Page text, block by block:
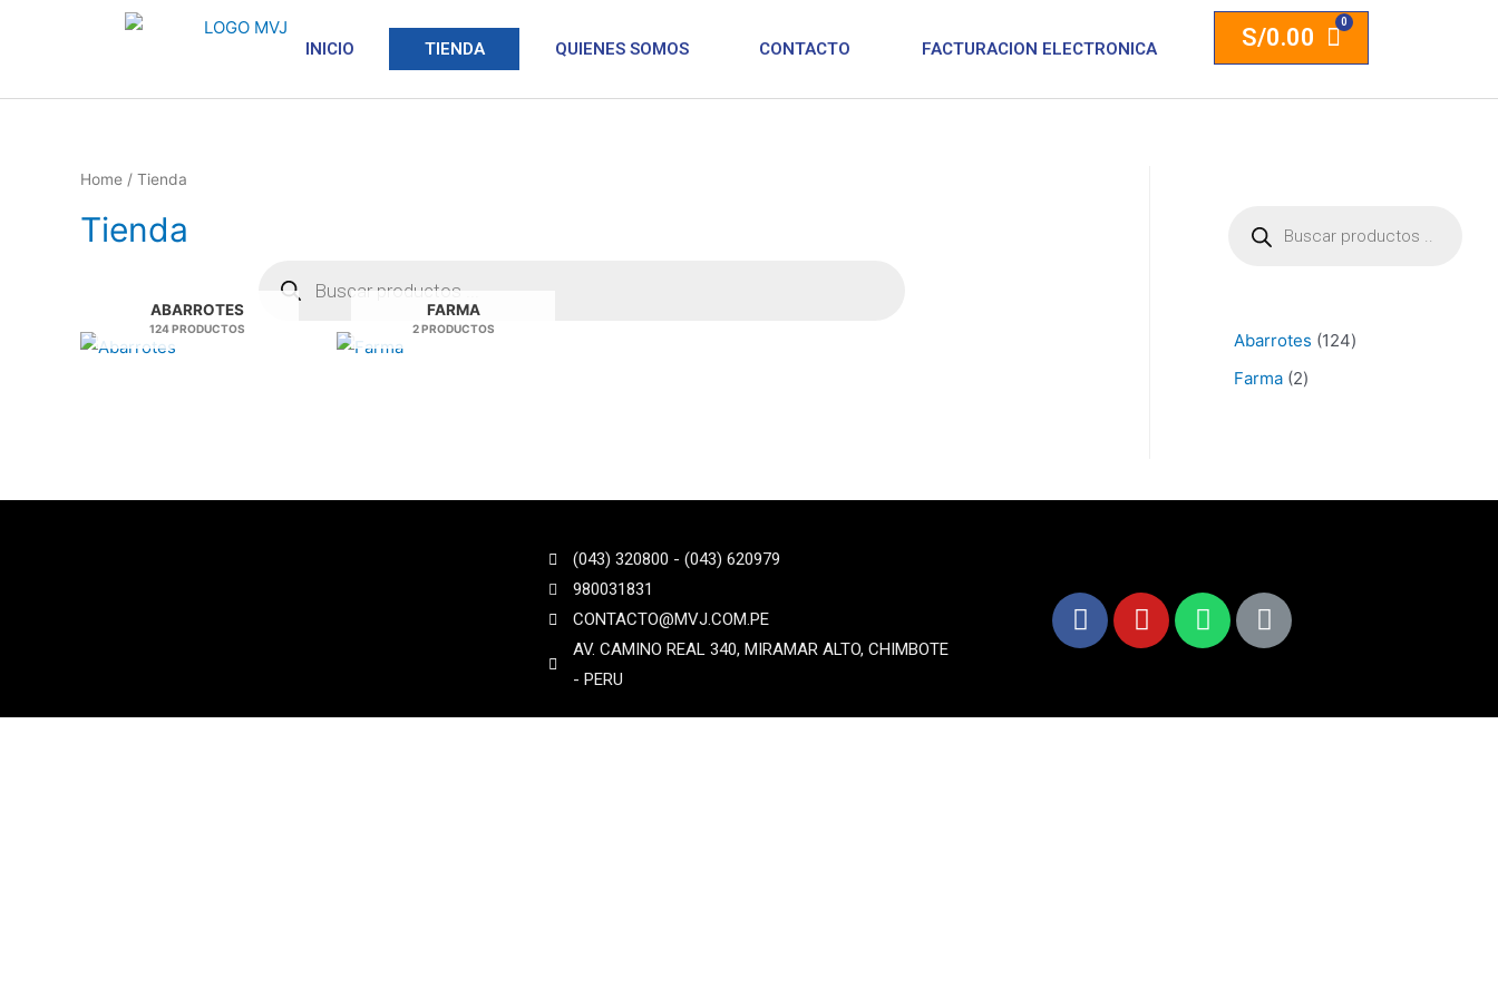
INICIO TIENDA QUIENES SOMOS CONTACTO FACTURACION ELECTRONICA S/0.00
Home / Tienda
Tienda
ABARROTES
124 PRODUCTOS
FARMA
2 PRODUCTOS
Abarrotes 124
Farma 2
(043) 320800 - (043) 620979
980031831
CONTACTO@MVJ.COM.PE
AV. CAMINO REAL 340, MIRAMAR ALTO, CHIMBOTE
- PERU